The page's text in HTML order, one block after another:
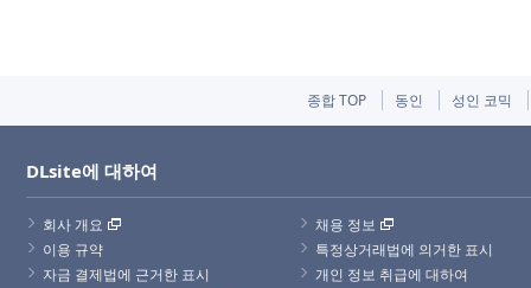
종합 TOP 동인 성인 코믹
DLsite에 대하여
회사 개요
채용 정보
이용 규약
특정상거래법에 의거한 표시
자금 결제법에 근거한 표시
개인 정보 취급에 대하여